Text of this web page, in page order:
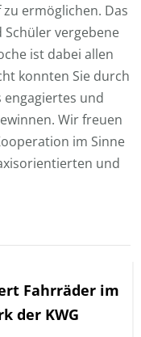
ermöglichen. Das
vergebene
ist dabei allen
konnten Sie durch
und
Wir freuen
im Sinne
und
Fahrräder im
der KWG